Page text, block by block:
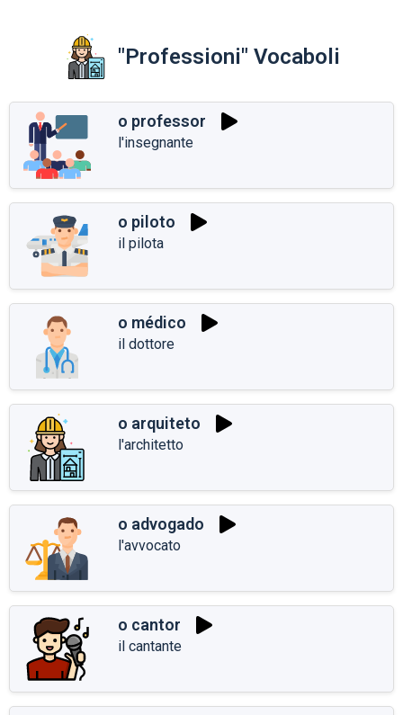
"Professioni" Vocaboli
o professor
l'insegnante
o piloto
il pilota
o médico
il dottore
o arquiteto
l'architetto
o advogado
l'avvocato
o cantor
il cantante